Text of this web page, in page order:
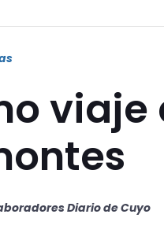
viaje
Diario de Cuyo